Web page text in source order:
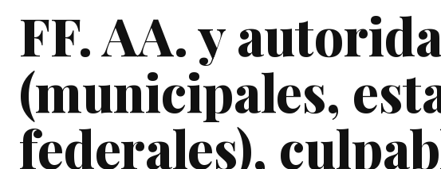
FF. AA. y
(municipales,
federales),